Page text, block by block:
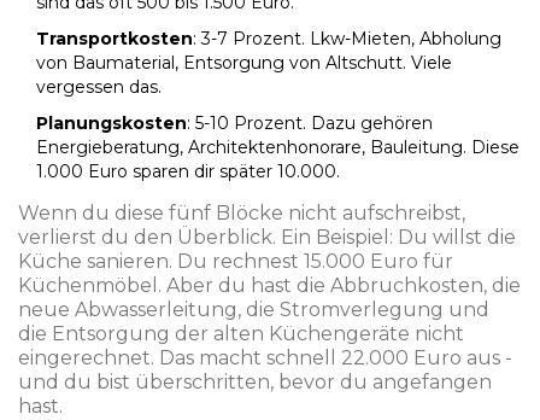
Transportkosten: 3-7 Prozent. Lkw-Mieten, Abholung
von Baumaterial, Entsorgung von Altschutt. Viele
vergessen das.
Planungskosten: 5-10 Prozent. Dazu gehören
Energieberatung, Architektenhonorare, Bauleitung. Diese
1.000 Euro sparen dir später 10.000.
Wenn du diese fünf Blöcke nicht aufschreibst,
verlierst du den Überblick. Ein Beispiel: Du willst die
Küche sanieren. Du rechnest 15.000 Euro für
Küchenmöbel. Aber du hast die Abbruchkosten, die
neue Abwasserleitung, die Stromverlegung und
die Entsorgung der alten Küchengeräte nicht
eingerechnet. Das macht schnell 22.000 Euro aus -
und du bist überschritten, bevor du angefangen
hast.